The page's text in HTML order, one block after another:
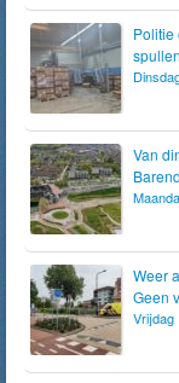
Politie
Van
Weer
Geen
Vrijdag